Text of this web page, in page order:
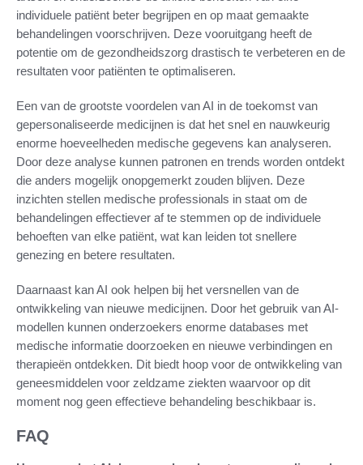
individuele patiënt beter begrijpen en op maat gemaakte
behandelingen voorschrijven. Deze vooruitgang heeft de
potentie om de gezondheidszorg drastisch te verbeteren en de
resultaten voor patiënten te optimaliseren.
Een van de grootste voordelen van AI in de toekomst van
gepersonaliseerde medicijnen is dat het snel en nauwkeurig
enorme hoeveelheden medische gegevens kan analyseren.
Door deze analyse kunnen patronen en trends worden ontdekt
die anders mogelijk onopgemerkt zouden blijven. Deze
inzichten stellen medische professionals in staat om de
behandelingen effectiever af te stemmen op de individuele
behoeften van elke patiënt, wat kan leiden tot snellere
genezing en betere resultaten.
Daarnaast kan AI ook helpen bij het versnellen van de
ontwikkeling van nieuwe medicijnen. Door het gebruik van AI-
modellen kunnen onderzoekers enorme databases met
medische informatie doorzoeken en nieuwe verbindingen en
therapieën ontdekken. Dit biedt hoop voor de ontwikkeling van
geneesmiddelen voor zeldzame ziekten waarvoor op dit
moment nog geen effectieve behandeling beschikbaar is.
FAQ